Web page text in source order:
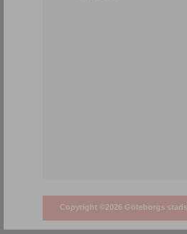
Copyright ©2026 Göteborgs